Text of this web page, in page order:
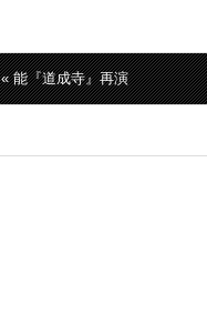
« 能『道成寺』再演